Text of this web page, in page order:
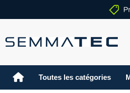
Toutes les catégories